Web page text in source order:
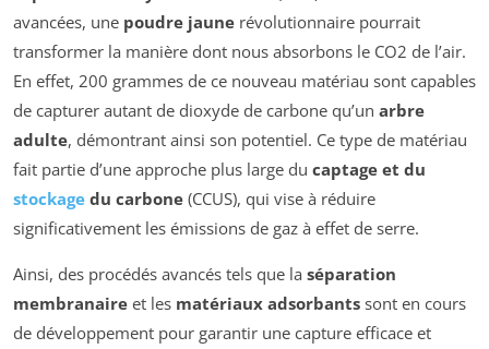
avancées, une poudre jaune révolutionnaire pourrait
transformer la manière dont nous absorbons le CO2 de l’air.
En effet, 200 grammes de ce nouveau matériau sont capables
de capturer autant de dioxyde de carbone qu’un arbre
adulte, démontrant ainsi son potentiel. Ce type de matériau
fait partie d’une approche plus large du captage et du
stockage du carbone (CCUS), qui vise à réduire
significativement les émissions de gaz à effet de serre.
Ainsi, des procédés avancés tels que la séparation
membranaire et les matériaux adsorbants sont en cours
de développement pour garantir une capture efficace et